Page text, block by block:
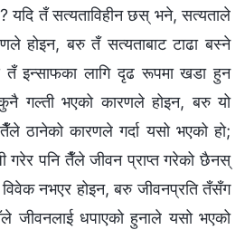
तँ सत्यताविहीन छस्‌ भने, सत्यताले
होइन, बरु तँ सत्यताबाट टाढा बस्‍ने
तँ इन्साफका लागि दृढ रूपमा खडा हुन
गल्ती भएको कारणले होइन, बरु यो
ठानेको कारणले गर्दा यसो भएको हो;
गरेर पनि तैँले जीवन प्राप्त गरेको छैनस्‌
नभएर होइन, बरु जीवनप्रति तँसँग
धपाएको हुनाले यसो भएको